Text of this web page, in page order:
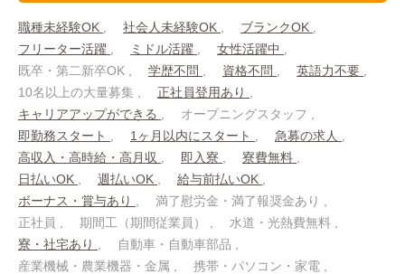
職種未経験OK 社会人未経験OK
ブランクOK
フリーター活躍
ミドル活躍
女性活躍中
既卒・第二新卒OK
学歴不問 資格不問
英語力不要
10名以上の大量募集
正社員登用あり
キャリアアップができる
オープニングスタッフ
即勤務スタート
1ヶ月以内にスタート
急募の求人
高収入・高時給・高月収
即入寮
寮費無料
日払いOK
週払いOK
給与前払いOK
ボーナス・賞与あり
満了慰労金・満了報奨金あり
正社員
期間工（期間従業員）
水道・光熱費無料
寮・社宅あり
自動車・自動車部品
産業機械・農業機器・金属
携帯・パソコン・家電